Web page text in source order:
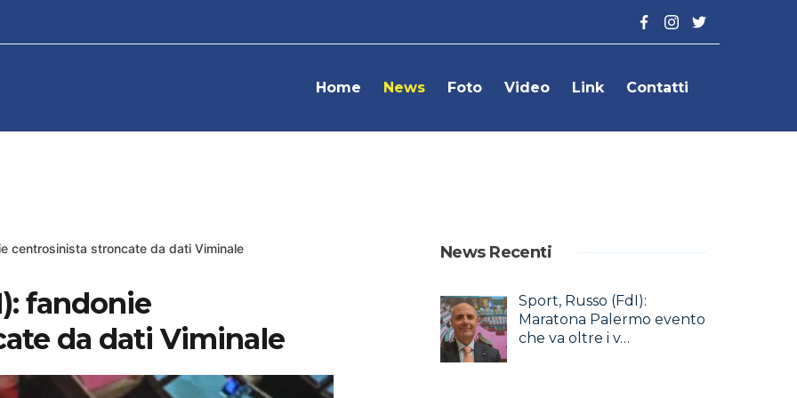
Home News Foto Video Link Contatti
centrosinista stroncate da dati Viminale
fandonie
da dati Viminale
News Recenti
Sport, Russo (FdI):
Maratona Palermo evento
che va oltre i v…